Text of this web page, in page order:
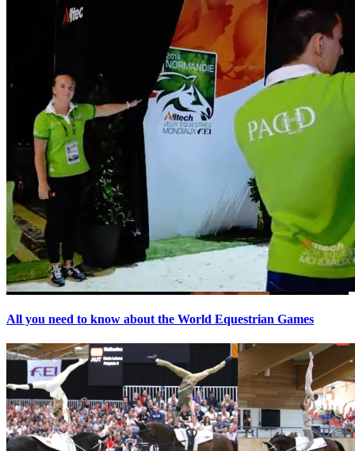
All you need to know about the World Equestrian Games